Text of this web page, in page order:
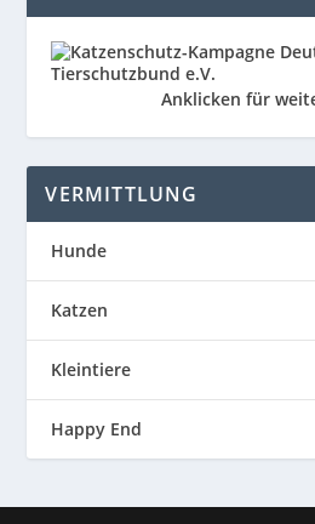
Anklicken für
VERMITTLUNG
Hunde
Katzen
Kleintiere
Happy End